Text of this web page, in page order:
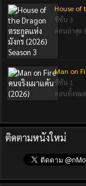
House of
ซีซัน 3
ตอนล่าสุด
Man on
ซีซัน 1
ตอนทั้งหม
ติดตามหนังใหม่